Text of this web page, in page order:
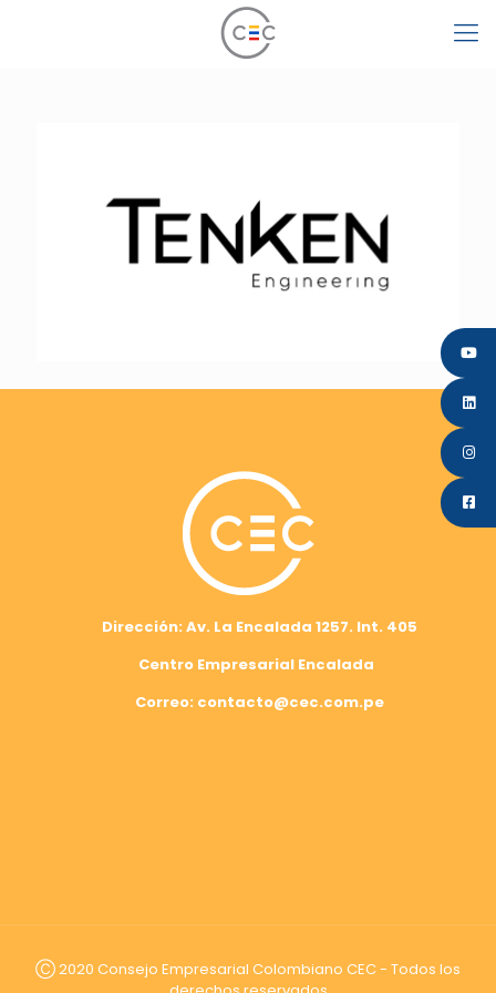
Dirección: Av. La Encalada 1257. Int. 405
Centro Empresarial Encalada
Correo: contacto@cec.com.pe
Ⓒ 2020 Consejo Empresarial Colombiano CEC - Todos los